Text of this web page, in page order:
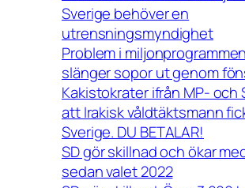
Sverige behöver en
utrensningsmyndighet
Problem i
slänger sopor ut genom
Kakistokrater ifrån MP- och
att Irakisk våldtäktsmann
Sverige. DU BETALAR!
SD gör skillnad och ökar
sedan valet 2022